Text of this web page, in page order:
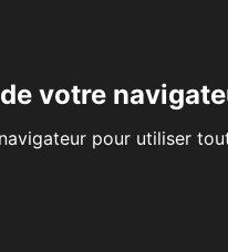
votre
pour utiliser